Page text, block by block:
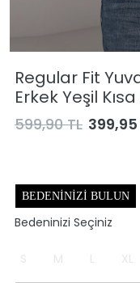
Regular Fit
Erkek Yeşil
599,90 TL 399,95
BEDENINIZI BULUN
Bedeninizi Seçiniz
S M L XL